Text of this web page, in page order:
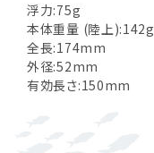
浮力:75g
本体重量 (陸上):142g
全長:174mm
外径:52mm
有効長さ:150mm